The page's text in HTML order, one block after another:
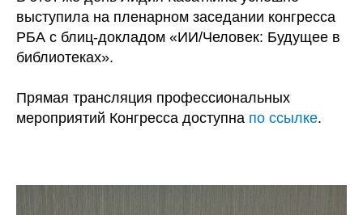
выступила на пленарном заседании конгресса
РБА с блиц-докладом «ИИ/Человек: Будущее в
библиотеках».
Прямая трансляция профессиональных
мероприятий Конгресса доступна по ссылке.